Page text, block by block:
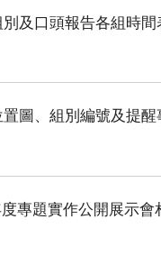
及口頭報告各組時間
圖、組別編號及提醒
專題實作公開展示會